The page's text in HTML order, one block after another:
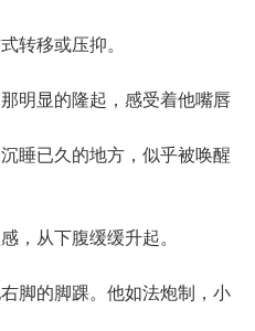
转移或压抑。
显的隆起，感受着他嘴唇
睡已久的地方，似乎被唤醒
从下腹缓缓升起。
的脚踝。他如法炮制，小